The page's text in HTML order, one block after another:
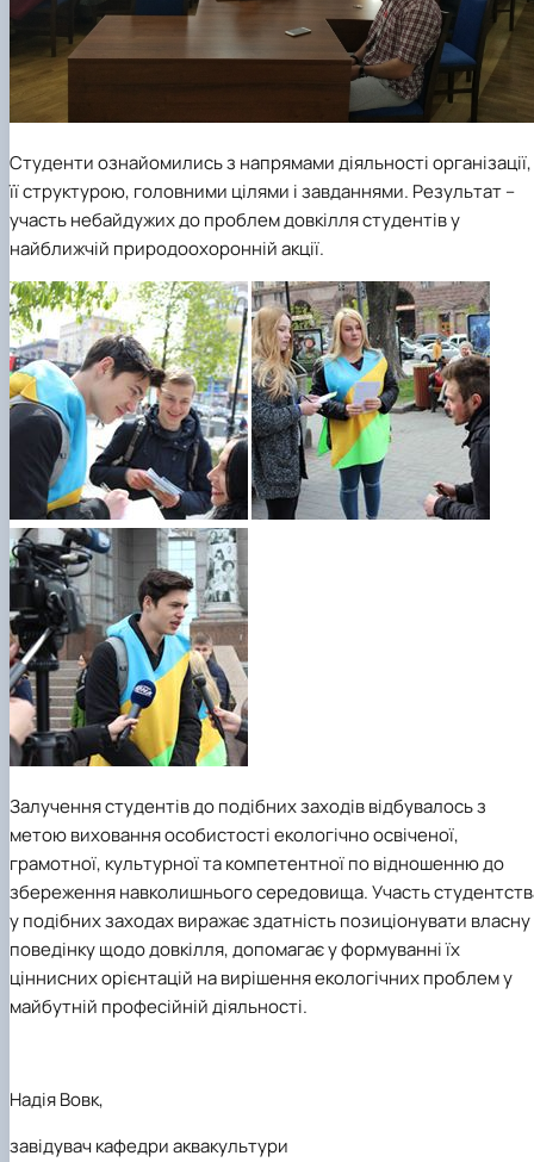
Студенти ознайомились з напрямами діяльності організації,
її структурою, головними цілями і завданнями. Результат –
участь небайдужих до проблем довкілля студентів у
найближчій природоохоронній акції.
Залучення студентів до подібних заходів відбувалось з
метою виховання особистості екологічно освіченої,
грамотної, культурної та компетентної по відношенню до
збереження навколишнього середовища. Участь
у подібних заходах виражає здатність позиціонувати власну
поведінку щодо довкілля, допомагає у формуванні їх
ціннисних орієнтацій на вирішення екологічних проблем у
майбутній професійній діяльності.
Надія Вовк,
завідувач кафедри аквакультури